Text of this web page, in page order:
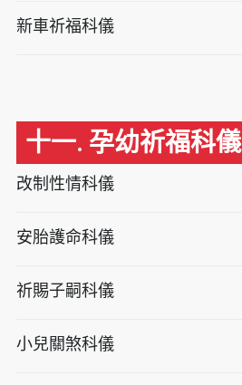
新車祈福科儀
十一. 孕幼祈福科儀
改制性情科儀
安胎護命科儀
祈賜子嗣科儀
小兒關煞科儀